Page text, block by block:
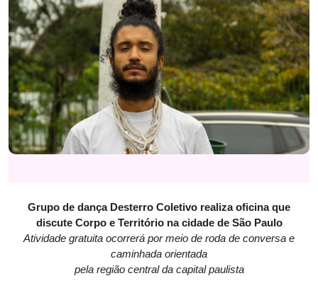
Grupo de dança Desterro Coletivo realiza oficina que
discute Corpo e Território na cidade de São Paulo
Atividade gratuita ocorrerá por meio de roda de conversa e
caminhada orientada
pela região central da capital paulista